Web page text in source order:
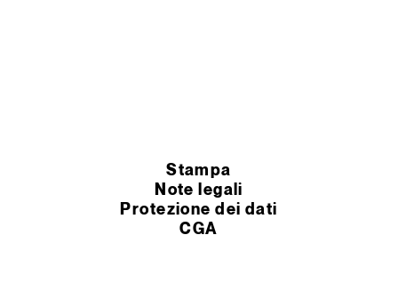
Stampa
Note legali
Protezione dei dati
CGA